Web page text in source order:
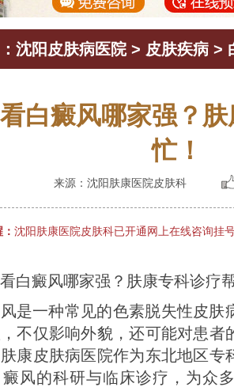
沈阳皮肤病医院> 皮肤疾病 >
白癜风哪家强？
忙！
来源：沈阳肤康医院皮肤科
沈阳肤康医院皮肤科已开通网上在线咨询挂
白癜风哪家强？肤康专科诊疗
是一种常见的色素脱失性皮肤
不仅影响外貌，还可能对患者
康皮肤病医院作为东北地区专
风的科研与临床诊疗，为众